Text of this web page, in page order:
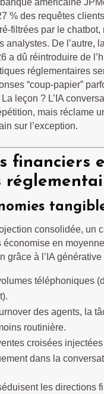
% des requêtes
filtrées par le chatbot,
analystes. De l’autre,
a dû réintroduire de
réglementaires
“coup-papier”
leçon ? L’IA
mais réclame
sur l’exception.
financiers
consolidée, un
économise en
grâce à l’IA générative
téléphoniques
des agents, la
routinière.
croisées injectées
dans la
les directions